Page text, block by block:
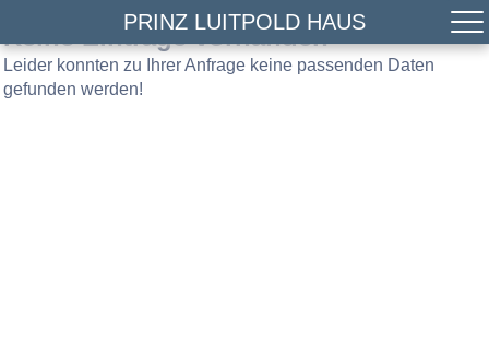
PRINZ LUITPOLD HAUS
Keine Einträge vorhanden
Leider konnten zu Ihrer Anfrage keine passenden Daten
gefunden werden!